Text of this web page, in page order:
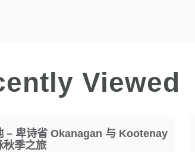
Viewed
– 卑诗省 Okanagan 与 Kootenay
秋季之旅